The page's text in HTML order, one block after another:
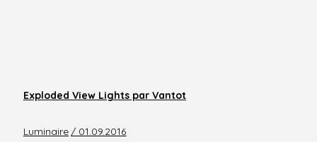
Exploded View Lights par Vantot
Luminaire / 01.09.2016